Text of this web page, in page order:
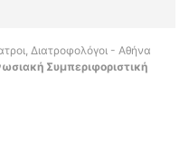
Διατροφολόγοι - Αθήνα
Συμπεριφοριστική